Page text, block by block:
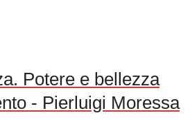
Potere e bellezza
- Pierluigi Moressa